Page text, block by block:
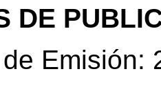
DE
Emisión: